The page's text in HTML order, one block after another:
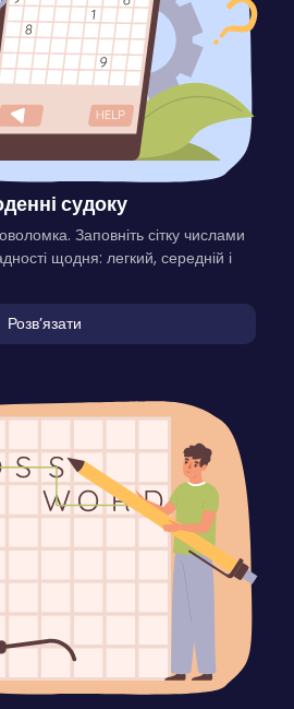
щодня. Цікаві підказки та слова,
словниковий запас.
Перейти
судоку
Заповніть сітку числами
щодня: легкий, середній і